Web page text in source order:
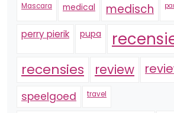
Mascara medical medisch
perry pierik pupa
recensies review
speelgoed travel